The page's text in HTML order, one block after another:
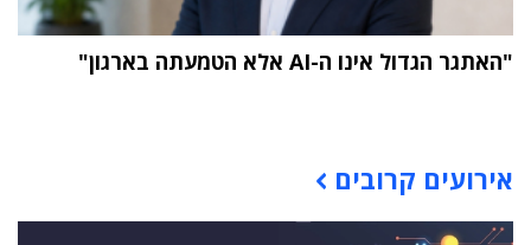
"האתגר הגדול אינו ה-AI אלא הטמעתה בארגון"
אירועים קרובים